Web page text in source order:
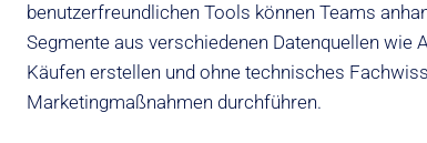
benutzerfreundlichen Tools können Teams
Segmente aus verschiedenen Datenquellen wie
Käufen erstellen und ohne technisches
Marketingmaßnahmen durchführen.